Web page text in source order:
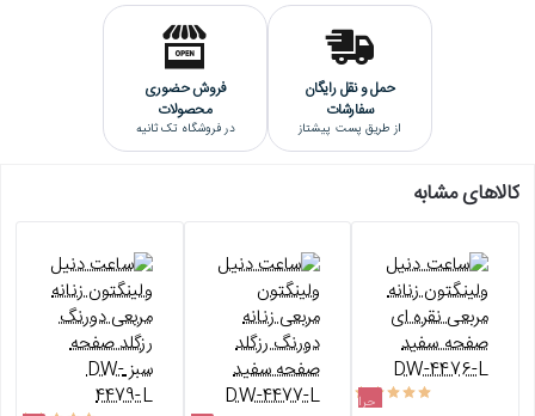
حمل و نقل رایگان
سفارشات
از طریق پست پیشتاز
فروش حضوری
محصولات
در فروشگاه تک ثانیه
کالاهای مشابه
حراج